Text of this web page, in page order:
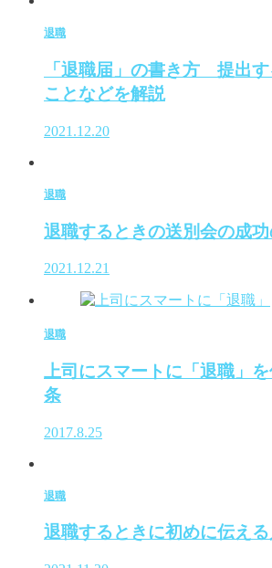
退職
「退職届」の書き方 提出
ことなどを解説
2021.12.20
退職
退職するときの送別会の成
2021.12.21
退職
上司にスマートに「退職」
条
2017.8.25
退職
退職するときに初めに伝え